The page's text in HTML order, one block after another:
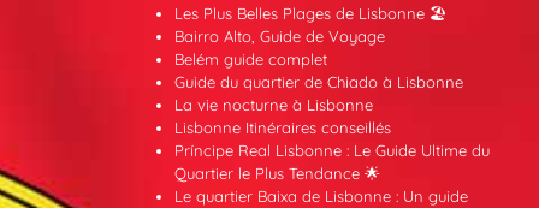
Les Plus Belles Plages de Lisbonne 🏖️
Bairro Alto, Guide de Voyage
Belém guide complet
Guide du quartier de Chiado à Lisbonne
La vie nocturne à Lisbonne
Lisbonne Itinéraires conseillés
Príncipe Real Lisbonne : Le Guide Ultime du
Quartier le Plus Tendance 🌟
Le quartier Baixa de Lisbonne : Un guide